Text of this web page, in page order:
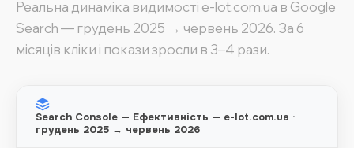
Реальна динаміка видимості e-lot.com.ua в Google
Search — грудень 2025 → червень 2026. За 6
місяців кліки і покази зросли в 3–4 рази.
Search Console — Ефективність — e-lot.com.ua ·
грудень 2025 → червень 2026